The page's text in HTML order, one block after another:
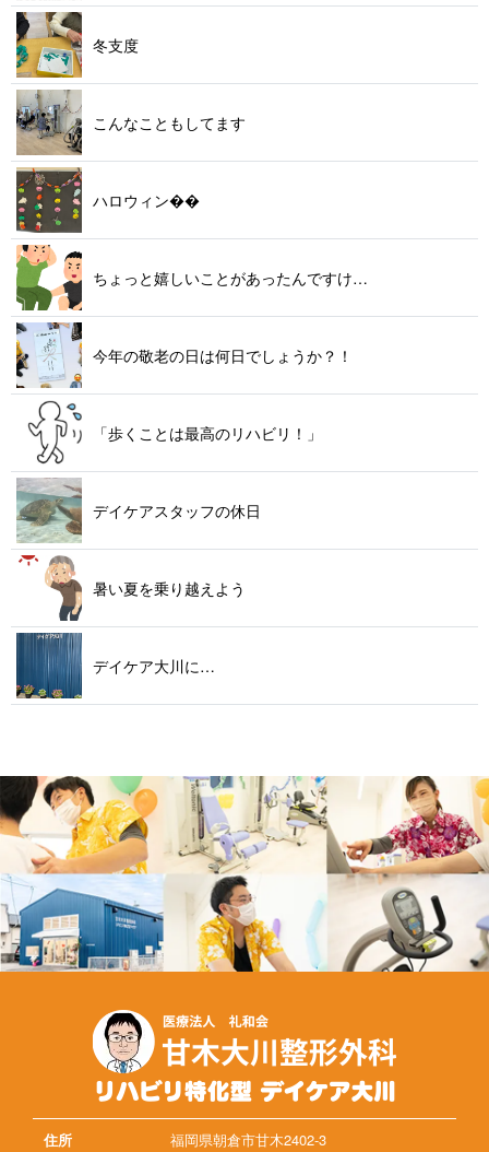
冬 支 度
こんなことも し て ま す
ハロウ ィ ン  
ちょっと嬉しいことがあったん で す け …
今年の敬老の日は何日でしょ う か ？ ！
「歩くことは最高のリハ ビ リ ！ 」
デイケアスタッ フ の 休 日
暑い夏を乗り 越 え よ う
デイケア 大 川 に …
住所 福岡県朝倉市甘木2402-3